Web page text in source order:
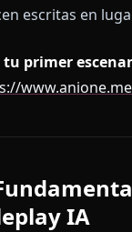
escritas en
tu primer
IA